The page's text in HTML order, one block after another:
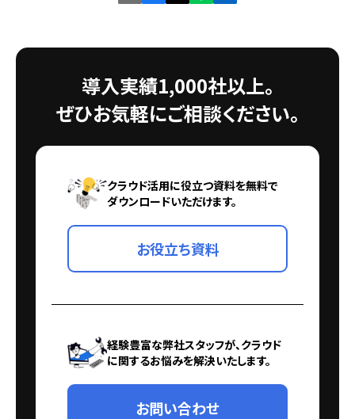
導入実績1,000社以上。
ぜひお気軽にご相談ください。
クラウド活用に役立つ資料を無料で
ダウンロードいただけます。
お役立ち資料
経験豊富な弊社スタッフが、クラウド
に関するお悩みを解決いたします。
お問い合わせ